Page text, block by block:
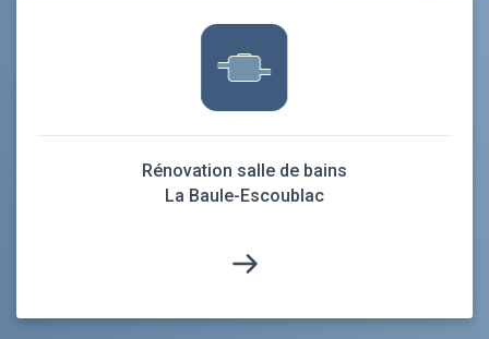
Rénovation salle de bains
La Baule-Escoublac